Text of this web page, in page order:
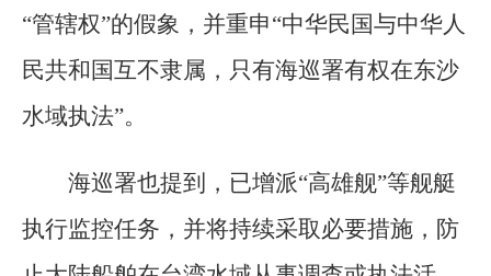
“管辖权”的假象，并重申“中华民国与中华人
民共和国互不隶属，只有海巡署有权在东沙
水域执法”。
海巡署也提到，已增派“高雄舰”等舰艇
执行监控任务，并将持续采取必要措施，防